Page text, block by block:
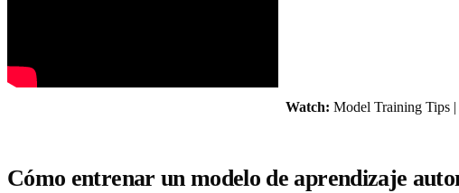
Watch: Model Training Tips
Cómo entrenar un modelo de aprendizaje